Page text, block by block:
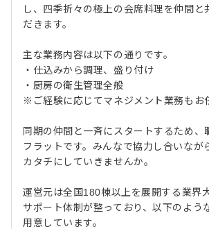
し、四季折々の極上の会席料理を仲間と
だきます。
主な業務内容は以下の通りです。
・仕込みから調理、盛り付け
・厨房の衛生管理全般
※ご経験に応じてマネジメント業務もお
同期の仲間と一斉にスタートするため、
フラットです。みんなで協力し合いなが
カタチにしていきませんか。
運営元は全国180棟以上を展開する業界
サポート体制が整っており、以下のよう
用意しています。